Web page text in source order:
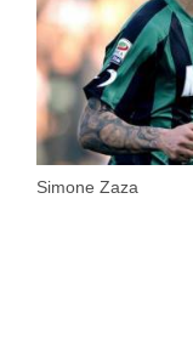
Simone Zaza